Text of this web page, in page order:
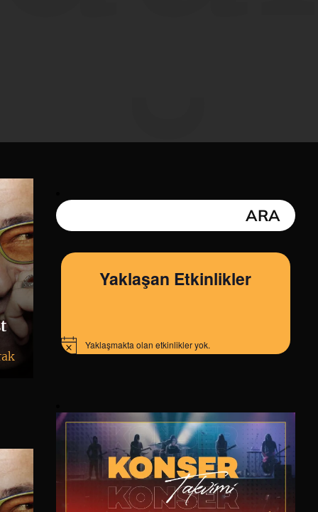
Yaklaşan Etkinlikler
Notice Yaklaşmakta olan etkinlikler yok.